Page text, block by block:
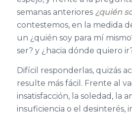
semanas anteriores ¿quién
contestemos, en la medida
un ¿quién soy para mí
ser? y ¿hacia dónde quiero
Difícil responderlas, quizás
resulte más fácil. Frente al
insatisfacción, la soledad, la
insuficiencia o el desinterés,